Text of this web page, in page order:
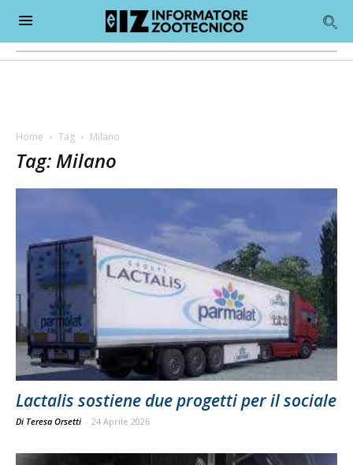
Home Tag Milano
Tag: Milano
Lactalis sostiene due progetti per il sociale
Di Teresa Orsetti - 24 Aprile 2026